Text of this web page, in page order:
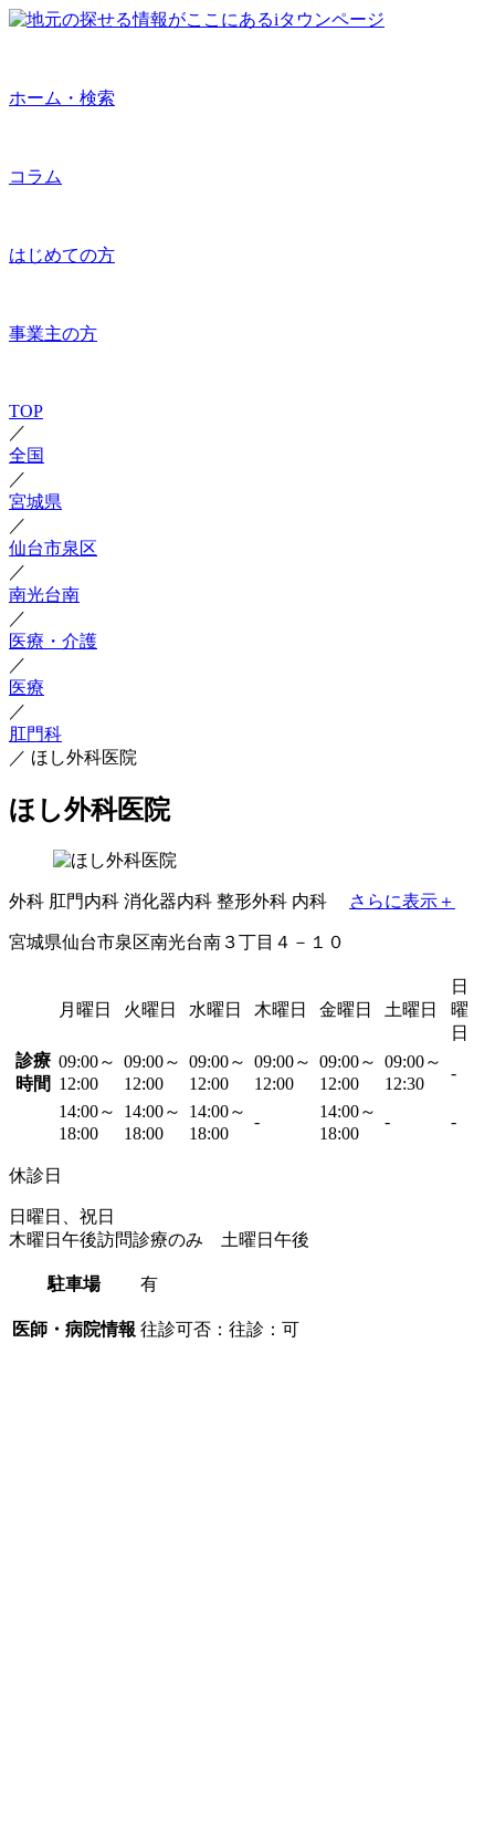
ホーム・検索
コラム
はじめての方
事業主の方
TOP
／
全国
／
宮城県
／
仙台市泉区
／
南光台南
／
医療・介護
／
医療
／
肛門科
／ ほし外科医院
ほし外科医院
外科 肛門内科 消化器内科 整形外科 内科 さらに表示＋
宮城県仙台市泉区南光台南３丁目４－１０
月曜日 火曜日 水曜日 木曜日 金曜日 土曜日
日
曜
日
診療
時間
09:00～
12:00
09:00～
12:00
09:00～
12:00
09:00～
12:00
09:00～
12:00
09:00～
12:30
-
14:00～
18:00
14:00～
18:00
14:00～
18:00
-
14:00～
18:00
- -
休診日
日曜日、祝日
木曜日午後訪問診療のみ 土曜日午後
駐車場 有
医師・病院情報 往診可否：往診：可